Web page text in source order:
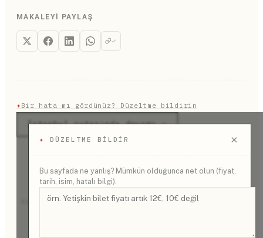
MAKALEYI PAYLAŞ
✦Bir hata mı gördünüz? Düzeltme bildirin
✦ DÜZELTME BILDIR ×
Bu sayfada ne yanlış? Mümkün olduğunca net olun (fiyat,
tarih, isim, hatalı bilgi).
İstanbul rotasında devamı →
REKLAM